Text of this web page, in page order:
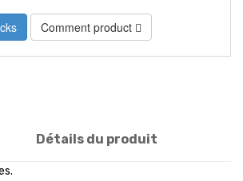
Comment product
Détails du produit